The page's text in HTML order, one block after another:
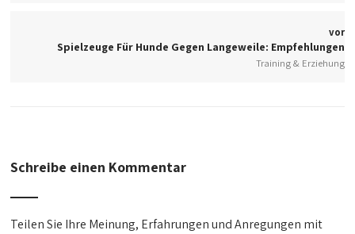
vor
Spielzeuge Für Hunde Gegen Langeweile: Empfehlungen
Training & Erziehung
Schreibe einen Kommentar
Teilen Sie Ihre Meinung, Erfahrungen und Anregungen mit